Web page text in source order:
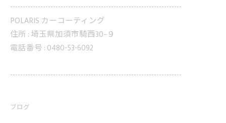
--------------------------------------------------------------------
POLARIS カーコーティング
住所 :埼玉県加須市騎西30−９
電話番号 :0480-53-6092
--------------------------------------------------------------------
ブログ